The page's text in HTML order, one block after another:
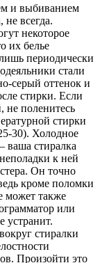
и выбиванием
всегда.
некоторое
их белье
периодически
стали
серый оттенок и
стирки. Если
не поленитесь
стирки
30). Холодное
ваша стиралка
к ней
Он точно
кроме поломки
может также
или
устранит.
стиралки
Произойти это